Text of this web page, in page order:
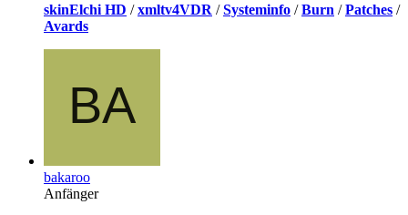
skinElchi HD /xmltv4VDR /Systeminfo /Burn /Patches /
Avards
bakaroo
Anfänger